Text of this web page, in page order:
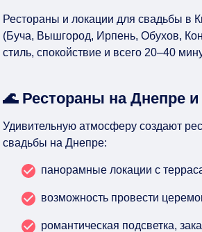
Рестораны и локации для свадьбы в
(Буча, Вышгород, Ирпень, Обухов,
стиль, спокойствие и всего 20–40
🌊 Рестораны на Днепре
Удивительную атмосферу создают
свадьбы на Днепре:
панорамные локации с
возможность провести
романтическая подсветка,